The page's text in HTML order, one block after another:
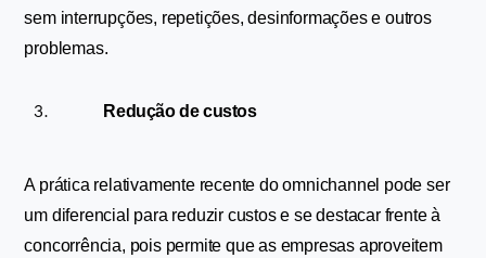
sem interrupções, repetições, desinformações e outros
problemas.
Redução de custos
A prática relativamente recente do omnichannel pode ser
um diferencial para reduzir custos e se destacar frente à
concorrência, pois permite que as empresas aproveitem